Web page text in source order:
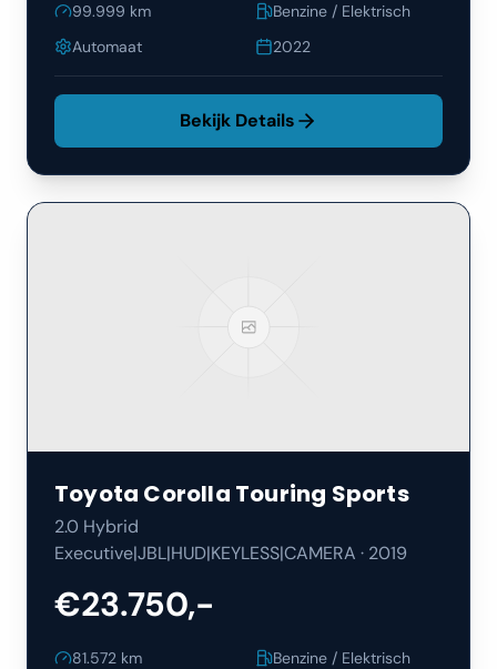
99.999 km
Benzine / Elektrisch
Automaat
2022
Bekijk Details
Toyota Corolla Touring Sports
2.0 Hybrid
Executive|JBL|HUD|KEYLESS|CAMERA · 2019
€23.750,-
81.572 km
Benzine / Elektrisch